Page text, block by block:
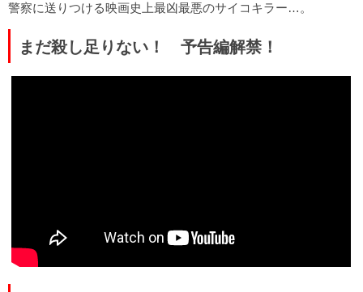
警察に送りつける映画史上最凶最悪のサイコキラー…。
まだ殺し足りない！ 予告編解禁！